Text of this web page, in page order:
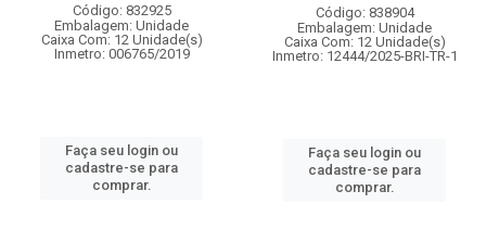
Código: 832925
Embalagem: Unidade
Caixa Com: 12 Unidade(s)
Inmetro: 006765/2019
Faça seu login ou
cadastre-se para
comprar.
Código: 838904
Embalagem: Unidade
Caixa Com: 12 Unidade(s)
Inmetro: 12444/2025-BRI-TR-1
Faça seu login ou
cadastre-se para
comprar.